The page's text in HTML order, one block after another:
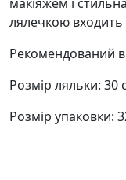
лялечкою
Рекомендований
Розмір ляльки: 30
Розмір упаковки: